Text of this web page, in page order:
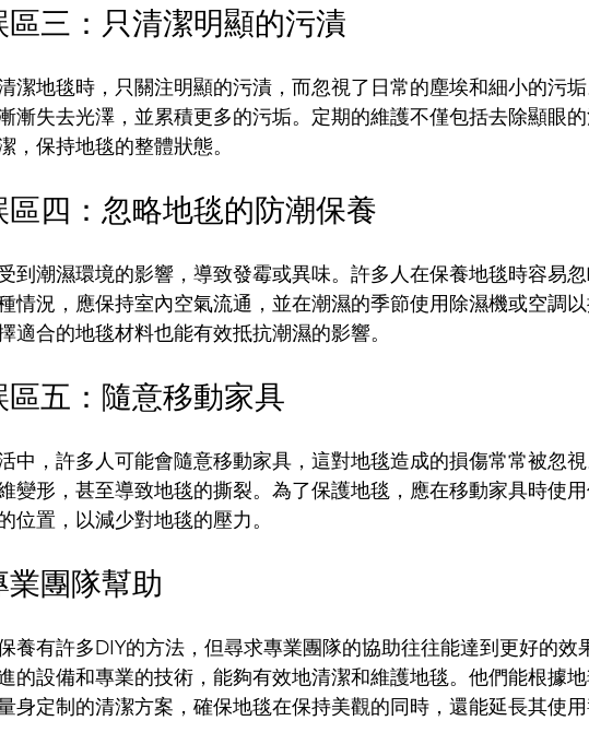
區三：只清潔明顯的污漬
潔地毯時，只關注明顯的污漬，而忽視了日常的塵埃和細小的污
漸失去光澤，並累積更多的污垢。定期的維護不僅包括去除顯眼
，保持地毯的整體狀態。
區四：忽略地毯的防潮保養
到潮濕環境的影響，導致發霉或異味。許多人在保養地毯時容易
情況，應保持室內空氣流通，並在潮濕的季節使用除濕機或空調
適合的地毯材料也能有效抵抗潮濕的影響。
區五：隨意移動家具
中，許多人可能會隨意移動家具，這對地毯造成的損傷常常被忽
變形，甚至導致地毯的撕裂。為了保護地毯，應在移動家具時使
位置，以減少對地毯的壓力。
業團隊幫助
養有許多DIY的方法，但尋求專業團隊的協助往往能達到更好的效
的設備和專業的技術，能夠有效地清潔和維護地毯。他們能根據
身定制的清潔方案，確保地毯在保持美觀的同時，還能延長其使